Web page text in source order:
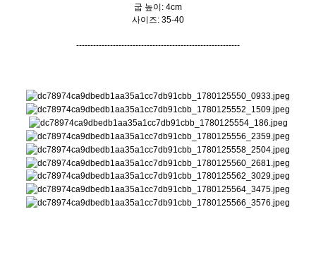
굽 높이: 4cm
사이즈: 35-40
----------------------------------------------------------